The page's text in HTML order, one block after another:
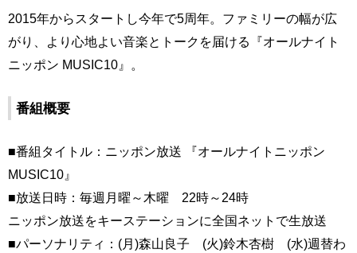
2015年からスタートし今年で5周年。ファミリーの幅が広
がり、より心地よい音楽とトークを届ける『オールナイト
ニッポン MUSIC10』。
番組概要
■番組タイトル：ニッポン放送 『オールナイトニッポン
MUSIC10』
■放送日時：毎週月曜～木曜 22時～24時
ニッポン放送をキーステーションに全国ネットで生放送
■パーソナリティ：(月)森山良子 (火)鈴木杏樹 (水)週替わ